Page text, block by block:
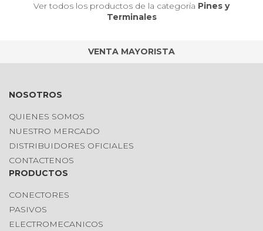
Ver todos los productos de la categoría Pines y
Terminales
VENTA MAYORISTA
NOSOTROS
QUIENES SOMOS
NUESTRO MERCADO
DISTRIBUIDORES OFICIALES
CONTACTENOS
PRODUCTOS
CONECTORES
PASIVOS
ELECTROMECANICOS